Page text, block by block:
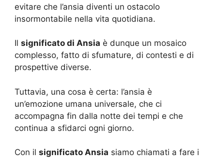
evitare che l’ansia diventi un ostacolo
insormontabile nella vita quotidiana.
Il significato di Ansia è dunque un mosaico
complesso, fatto di sfumature, di contesti e di
prospettive diverse.
Tuttavia, una cosa è certa: l’ansia è
un’emozione umana universale, che ci
accompagna fin dalla notte dei tempi e che
continua a sfidarci ogni giorno.
Con il significato Ansia siamo chiamati a fare i